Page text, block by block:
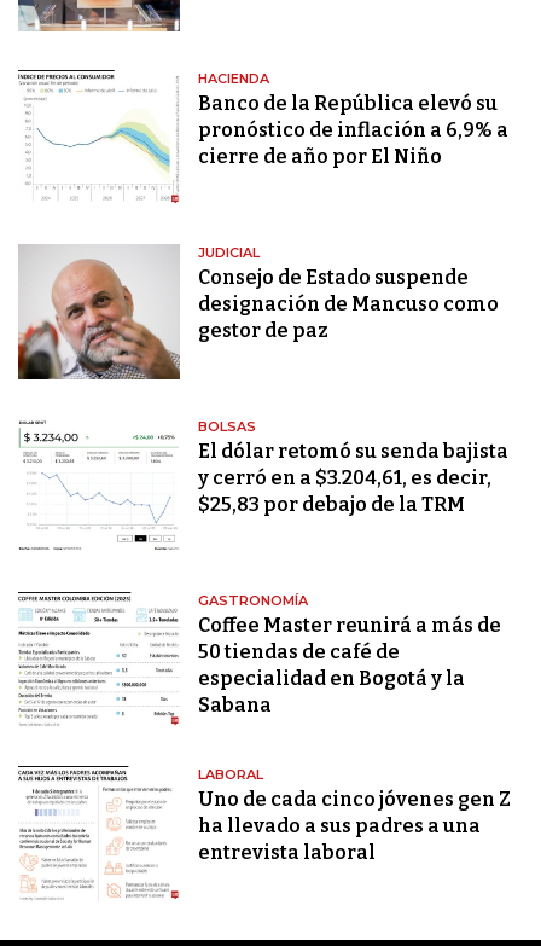
HACIENDA
Banco de la República elevó su
pronóstico de inflación a 6,9% a
cierre de año por El Niño
JUDICIAL
Consejo de Estado suspende
designación de Mancuso como
gestor de paz
BOLSAS
El dólar retomó su senda bajista
y cerró en a $3.204,61, es decir,
$25,83 por debajo de la TRM
GASTRONOMÍA
Coffee Master reunirá a más de
50 tiendas de café de
especialidad en Bogotá y la
Sabana
LABORAL
Uno de cada cinco jóvenes gen Z
ha llevado a sus padres a una
entrevista laboral